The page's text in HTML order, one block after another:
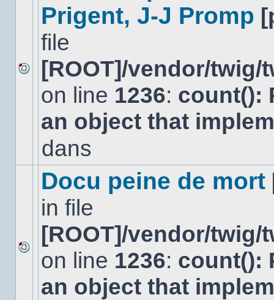
Aucun
nouveau
message
sujet.
Prigent, J-J Promp
file
[ROOT]/vendor/
on line 1236: count():
an object that
dans
Aucun
nouveau
message
non-
Docu peine de mort
in file
[ROOT]/vendor/
on line 1236: count():
an object that